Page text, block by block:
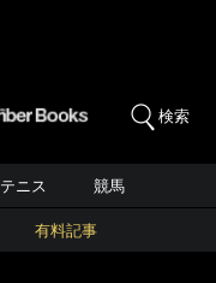
検索
テニス 競馬
有料記事